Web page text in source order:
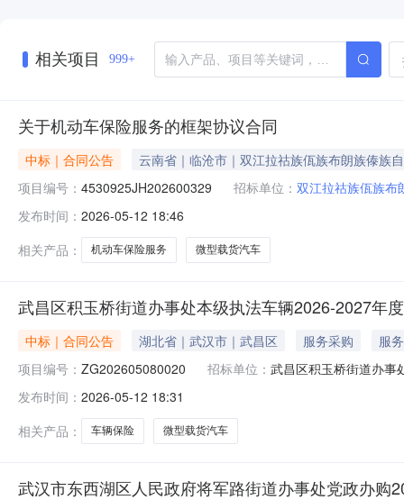
相关项目 999+
关于机动车保险服务的框架协议合同
中标｜合同公告
云南省｜临沧市｜双江拉祜族佤族布朗族傣族
项目编号： 4530925JH202600329 招标单位： 双江拉祜族佤族布
发布时间： 2026-05-12 18:46
相关产品：
机动车保险服务 微型载货汽车
武昌区积玉桥街道办事处本级执法车辆2026-2027年
中标｜合同公告 湖北省｜武汉市｜武昌区 服务采购
服务
项目编号： ZG202605080020 招标单位： 武昌区积玉桥街道办事
发布时间： 2026-05-12 18:31
相关产品：
车辆保险 微型载货汽车
武汉市东西湖区人民政府将军路街道办事处党政办购